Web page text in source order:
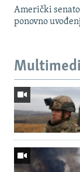
Američki
ponovno